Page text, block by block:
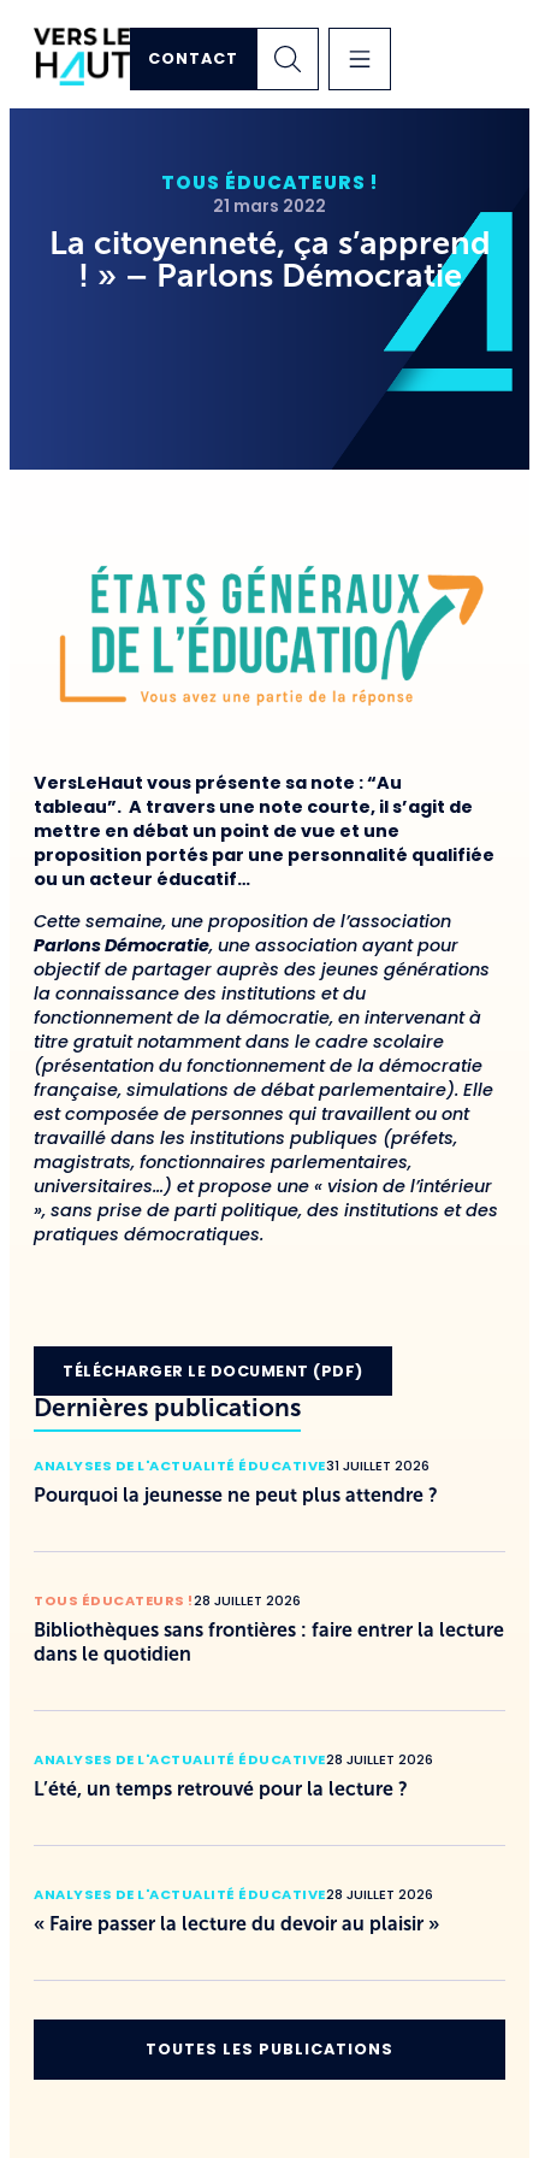
CONTACT
TOUS ÉDUCATEURS !
21 mars 2022
La citoyenneté, ça s’apprend
! » – Parlons Démocratie
VersLeHaut vous présente sa note : “Au
tableau”. A travers une note courte, il s’agit de
mettre en débat un point de vue et une
proposition portés par une personnalité qualifiée
ou un acteur éducatif…
Cette semaine, une proposition de l’association
Parlons Démocratie, une association ayant pour
objectif de partager auprès des jeunes générations
la connaissance des institutions et du
fonctionnement de la démocratie, en intervenant à
titre gratuit notamment dans le cadre scolaire
(présentation du fonctionnement de la démocratie
française, simulations de débat parlementaire). Elle
est composée de personnes qui travaillent ou ont
travaillé dans les institutions publiques (préfets,
magistrats, fonctionnaires parlementaires,
universitaires…) et propose une « vision de l’intérieur
», sans prise de parti politique, des institutions et des
pratiques démocratiques.
TÉLÉCHARGER LE DOCUMENT (PDF)
Dernières publications
ANALYSES DE L'ACTUALITÉ ÉDUCATIVE31 JUILLET 2026
Pourquoi la jeunesse ne peut plus attendre ?
TOUS ÉDUCATEURS !28 JUILLET 2026
Bibliothèques sans frontières : faire entrer la lecture
dans le quotidien
ANALYSES DE L'ACTUALITÉ ÉDUCATIVE28 JUILLET 2026
L’été, un temps retrouvé pour la lecture ?
ANALYSES DE L'ACTUALITÉ ÉDUCATIVE28 JUILLET 2026
« Faire passer la lecture du devoir au plaisir »
TOUTES LES PUBLICATIONS